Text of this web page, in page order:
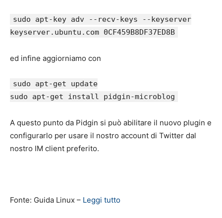
sudo apt-key adv --recv-keys --keyserver
keyserver.ubuntu.com 0CF459B8DF37ED8B
ed infine aggiorniamo con
sudo apt-get update
sudo apt-get install pidgin-microblog
A questo punto da Pidgin si può abilitare il nuovo plugin e
configurarlo per usare il nostro account di Twitter dal
nostro IM client preferito.
Fonte: Guida Linux – Leggi tutto